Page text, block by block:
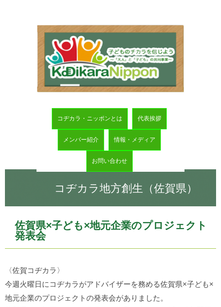
コヂカラ・ニッポンとは 代表挨拶
メンバー紹介 情報・メディア
お問い合わせ
コヂカラ地方創生（佐賀県）
佐賀県×子ども×地元企業のプロジェクト
発表会
〈佐賀コヂカラ〉
今週火曜日にコヂカラがアドバイザーを務める佐賀県×子ども×
地元企業のプロジェクトの発表会がありました。